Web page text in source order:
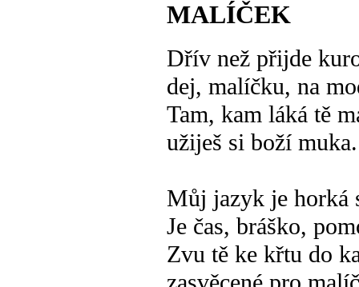
MALÍČEK
Dřív než přijde
dej, malíčku, na
Tam, kam láká tě
užiješ si boží muka.
Můj jazyk je horká
Je čas, bráško,
Zvu tě ke křtu do